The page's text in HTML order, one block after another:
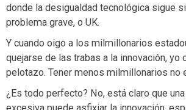
donde la desigualdad tecnológica sigue
problema grave, o UK.
Y cuando oigo a los milmillonarios
quejarse de las trabas a la innovación, yo
pelotazo. Tener menos milmillonarios no
¿Es todo perfecto? No, está claro que